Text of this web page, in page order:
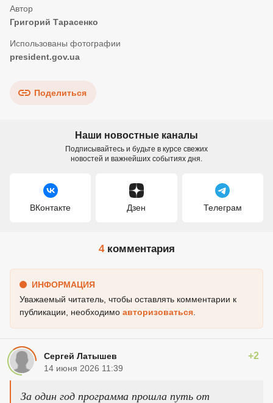
Григорий Тарасенко
president.gov.ua
Поделиться
Наши новостные каналы
Подписывайтесь и будьте в курсе свежих
новостей и важнейших событиях дня.
ВКонтакте Дзен Телеграм
4комментария
ИНФОРМАЦИЯ
Уважаемый читатель, чтобы оставлять комментарии к
публикации, необходимо авторизоваться
Сергей Латышев +2
14 июня 2026 11:39
За один год программа прошла путь от